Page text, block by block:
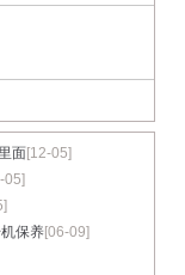
面[12-05]
05]
保养[06-09]